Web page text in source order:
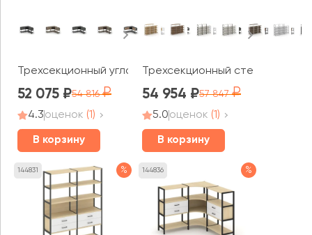
Трехсекционный угловой стеллаж двухярусный с
52 075 54 816
4.3оценок (1)
В корзину
Трехсекционный стеллаж
54 954 57 847
5.0оценок (1)
В корзину
144831 % 144836 %